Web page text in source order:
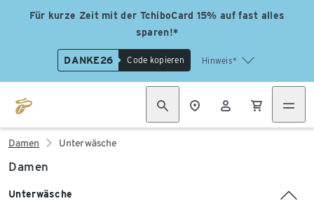
Für kurze Zeit mit der TchiboCard 15% auf fast alles
sparen!*
DANKE26 Code kopieren Hinweis*
Damen Unterwäsche
Damen
Unterwäsche